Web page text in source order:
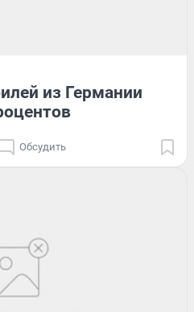
из Германии
Обсудить